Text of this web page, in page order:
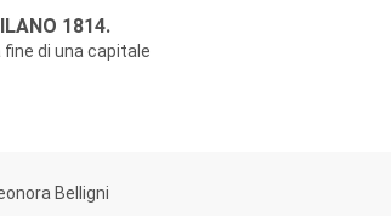
1814.
fine di una capitale
Belligni